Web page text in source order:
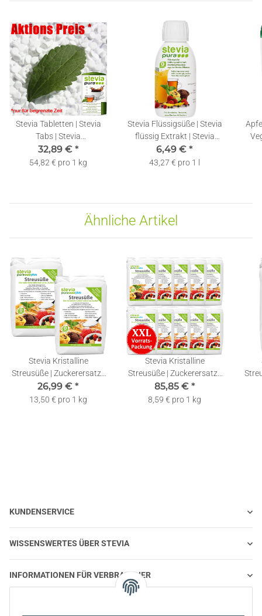
Stevia Tabletten | Stevia
Tabs | Stevia
Süßstofftabletten
Nachfüllpackung | 10000
32,89 € *
54,82 € pro 1 kg
Stevia Flüssigsüße | Stevia
flüssig Extrakt | Stevia
Drops | 150ml
6,49 € *
43,27 € pro 1 l
Ähnliche Artikel
Stevia Kristalline
Streusüße | Zuckerersatz |
Streusüße mit Erythrit und
Stevia | 2x1kg
26,99 € *
13,50 € pro 1 kg
Stevia Kristalline
Streusüße | Zuckerersatz |
Streusüße mit Erythrit und
Stevia | 10x1kg
85,85 € *
8,59 € pro 1 kg
KUNDENSERVICE
WISSENSWERTES ÜBER STEVIA
INFORMATIONEN FÜR VERBRAUCHER